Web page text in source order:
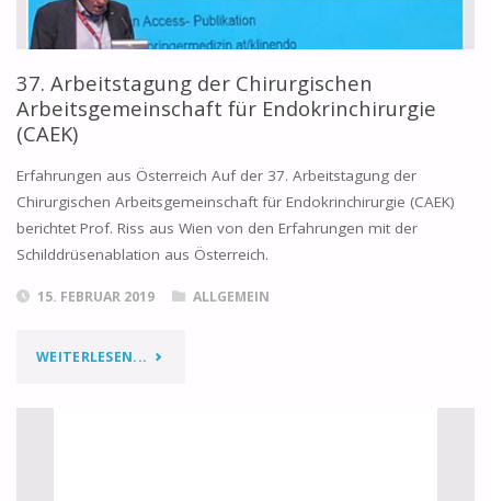
37. Arbeitstagung der Chirurgischen
Arbeitsgemeinschaft für Endokrinchirurgie
(CAEK)
Erfahrungen aus Österreich Auf der 37. Arbeitstagung der
Chirurgischen Arbeitsgemeinschaft für Endokrinchirurgie (CAEK)
berichtet Prof. Riss aus Wien von den Erfahrungen mit der
Schilddrüsenablation aus Österreich.
15. FEBRUAR 2019 ALLGEMEIN
WEITERLESEN...